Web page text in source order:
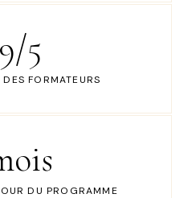
5
FORMATEURS
DU PROGRAMME